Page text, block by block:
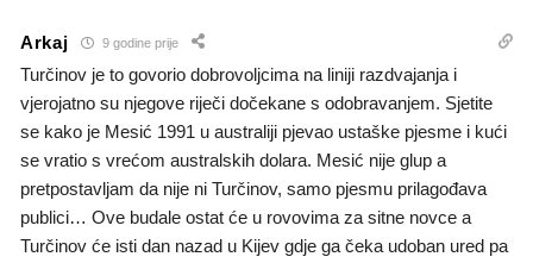
Arkaj 9 godine prije
Turčinov je to govorio dobrovoljcima na liniji razdvajanja i
vjerojatno su njegove riječi dočekane s odobravanjem. Sjetite
se kako je Mesić 1991 u australiji pjevao ustaške pjesme i kući
se vratio s vrećom australskih dolara. Mesić nije glup a
pretpostavljam da nije ni Turčinov, samo pjesmu prilagođava
publici… Ove budale ostat će u rovovima za sitne novce a
Turčinov će isti dan nazad u Kijev gdje ga čeka udoban ured pa